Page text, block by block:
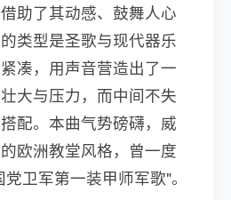
助了其动感、鼓舞人心
类型是圣歌与现代器乐
凑，用声音营造出了一
大与压力，而中间不失
配。本曲气势磅礴，威
欧洲教堂风格，曾一度
卫军第一装甲师军歌"。